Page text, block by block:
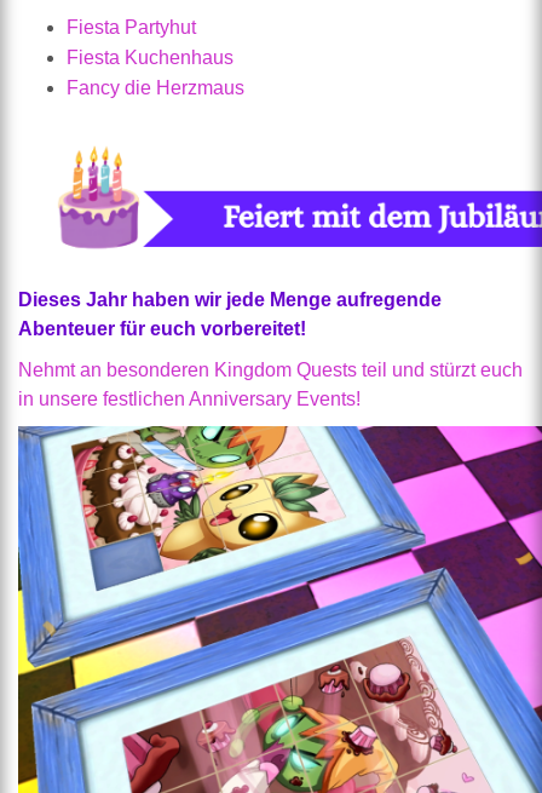
Fiesta Partyhut
Fiesta Kuchenhaus
Fancy die Herzmaus
Dieses Jahr haben wir jede Menge aufregende
Abenteuer für euch vorbereitet!
Nehmt an besonderen Kingdom Quests teil und stürzt euch
in unsere festlichen Anniversary Events!